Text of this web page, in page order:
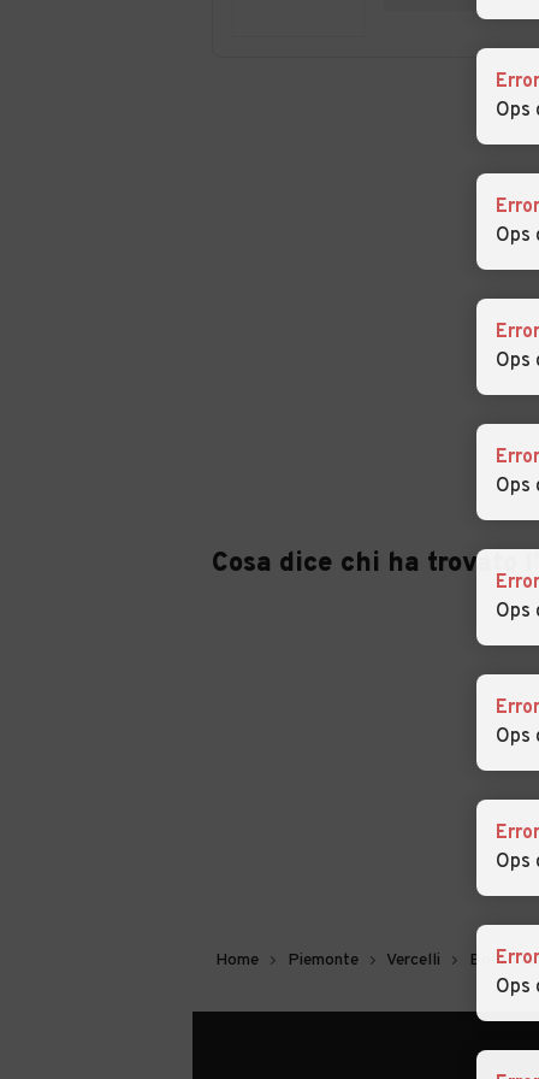
Villarboit
Cosa dice chi ha trovato
Home Piemonte Vercelli Borgo
Error
Ops
Error
Ops
Error
Ops
Error
Ops
Error
Ops
Error
Ops
Error
Ops
Error
Ops